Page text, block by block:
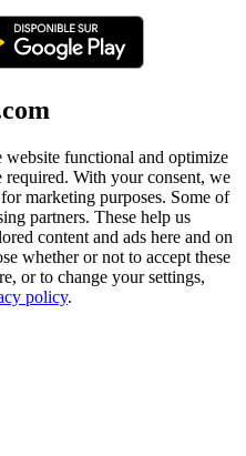
website functional and optimize
required. With your consent, we
marketing purposes. Some of
partners. These help us
content and ads here and on
whether or not to accept these
or to change your settings,
policy.